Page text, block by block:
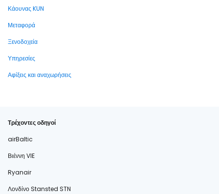
Κάουνας KUN
Μεταφορά
Ξενοδοχεία
Υπηρεσίες
Αφίξεις και αναχωρήσεις
Τρέχοντες οδηγοί
airBaltic
Βιέννη VIE
Ryanair
Λονδίνο Stansted STN